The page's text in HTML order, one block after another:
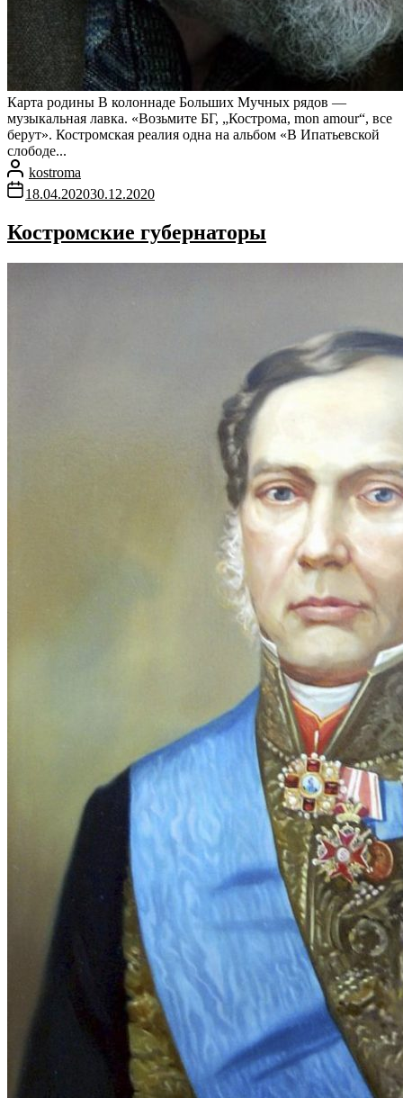
Карта родины В колоннаде Больших Мучных рядов —
музыкальная лавка. «Возьмите БГ, „Кострома, mon amour“, все
берут». Костромская реалия одна на альбом «В Ипатьевской
слободе...
kostroma
18.04.202030.12.2020
Костромские губернаторы